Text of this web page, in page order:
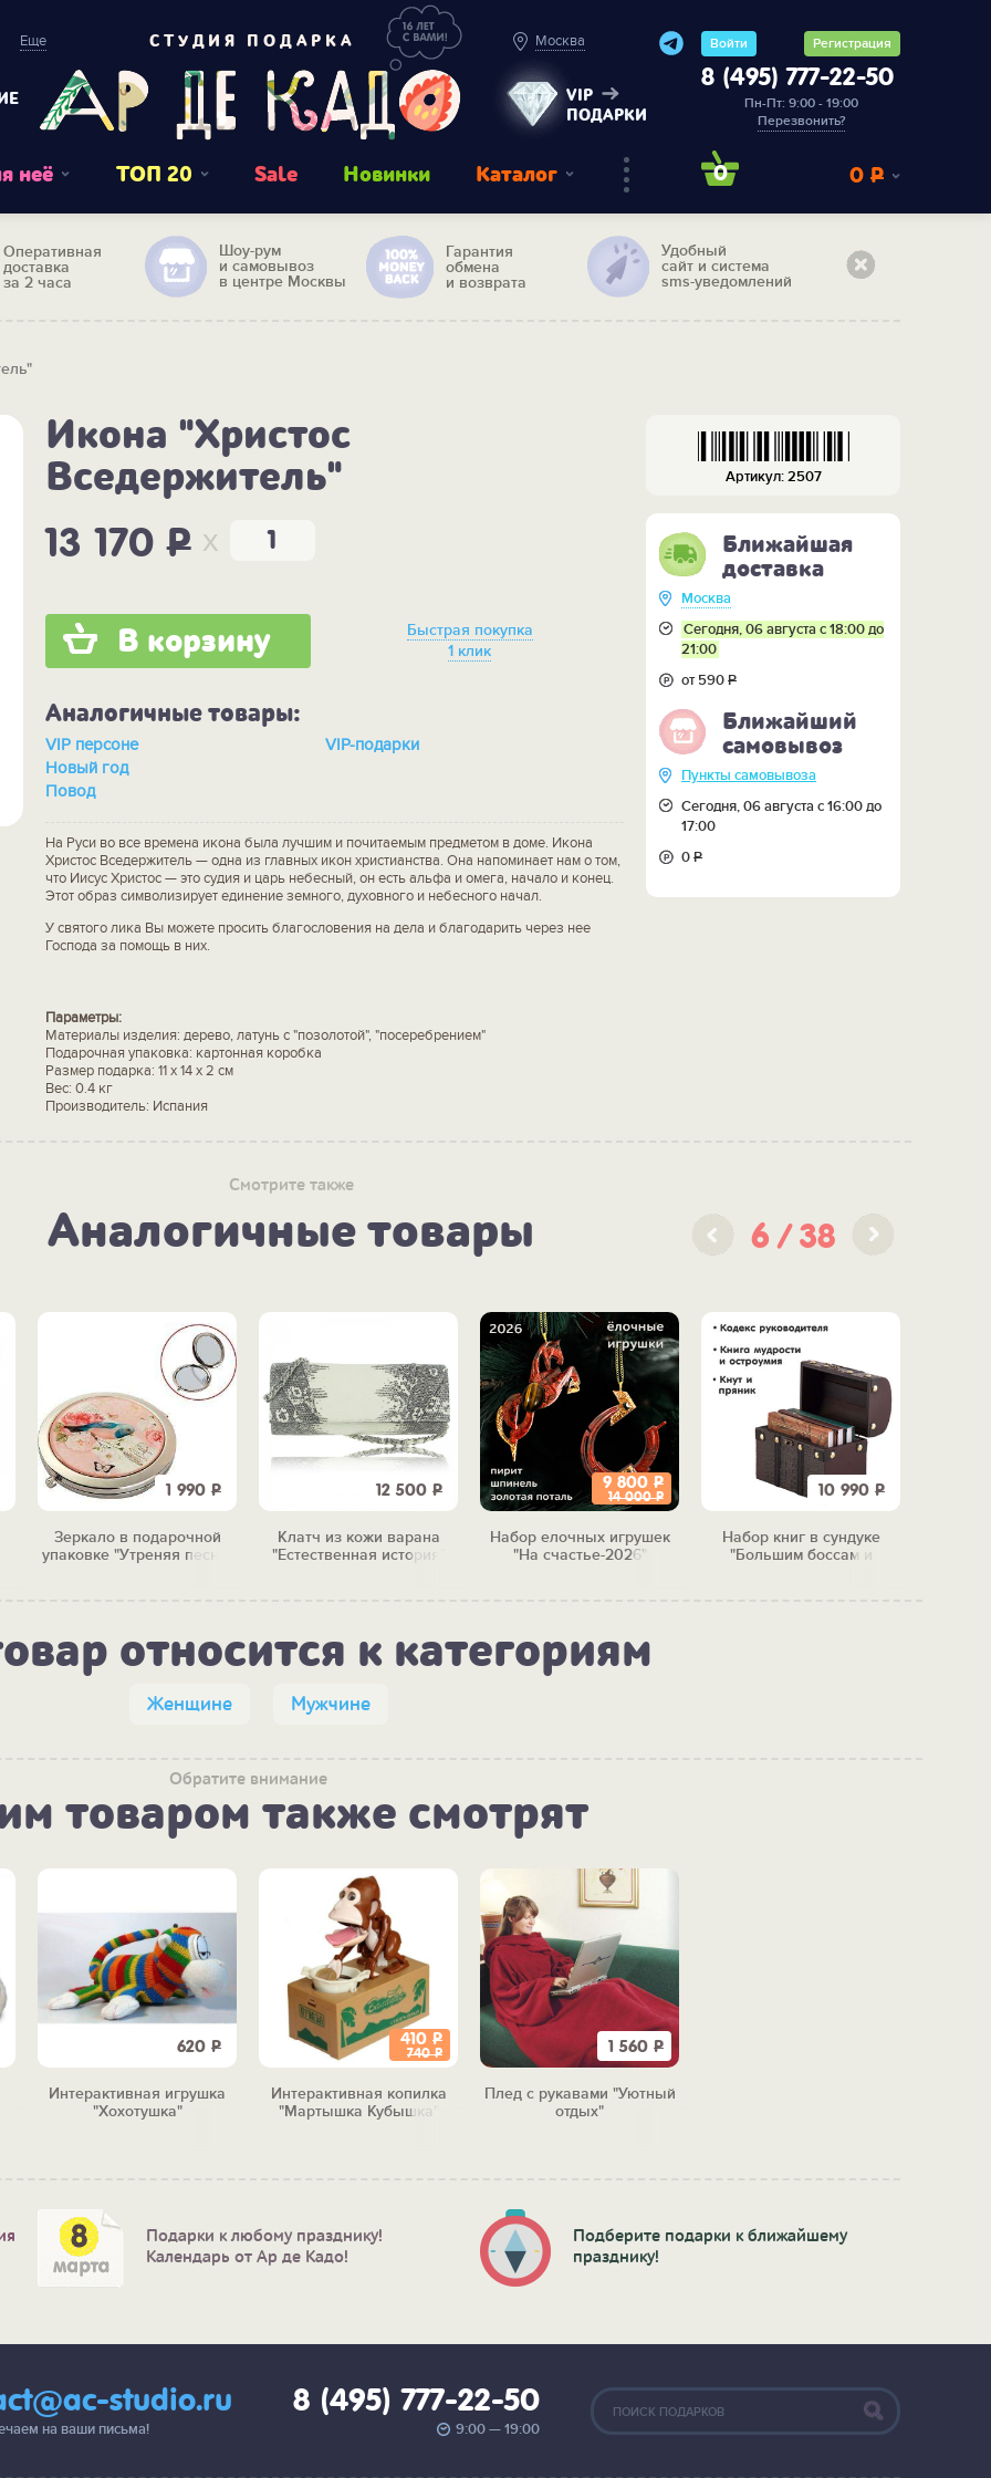
Еще СТУДИЯ ПОДАРКА Москва
VIP
ПОДАРКИ
Войти Регистрация
8 (495) 777-22-50
Пн-Пт: 9:00 - 19:00
Перезвонить?
неё ТОП 20 Sale Новинки Каталог 0 0 Р
Оперативная
доставка
за 2 часа
Шоу-рум
и самовывоз
в центре Москвы
Гарантия
обмена
и возврата
Удобный
сайт и система
sms-уведомлений
Икона "Христос
Вседержитель"
13 170P x
В корзину
Быстрая покупка
1 клик
Аналогичные товары:
VIP персоне
Новый год
Повод
VIP-подарки
На Руси во все времена икона была лучшим и почитаемым предметом в доме. Икона
Христос Вседержитель — одна из главных икон христианства. Она напоминает нам о том,
что Иисус Христос — это судия и царь небесный, он есть альфа и омега, начало и конец.
Этот образ символизирует единение земного, духовного и небесного начал.
У святого лика Вы можете просить благословения на дела и благодарить через нее
Господа за помощь в них.
Параметры:
Материалы изделия: дерево, латунь с "позолотой", "посеребрением"
Подарочная упаковка: картонная коробка
Размер подарка: 11 x 14 x 2 см
Вес: 0.4 кг
Производитель: Испания
Артикул: 2507
Ближайшая
доставка
Москва
Сегодня, 06 августа с 18:00 до
21:00
от 590Р
Ближайший
самовывоз
Пункты самовывоза
Сегодня, 06 августа с 16:00 до
17:00
0Р
Смотрите также
Аналогичные товары 6 38
1 990 Р
Зеркало в подарочной
упаковке "Утреняя песня"
12 500 Р
Клатч из кожи варана
"Естественная история"
9 800 Р
14 000Р
Набор елочных игрушек
"На счастье-2026"
10 990 Р
Набор книг в сундуке
"Большим боссам и
относится к категориям
Женщине Мужчине
Обратите внимание
товаром также смотрят
620 Р
Интерактивная игрушка
"Хохотушка"
410 Р
740Р
Интерактивная копилка
"Мартышка Кубышка"
1 560 Р
Плед с рукавами "Уютный
отдых"
Подарки к любому празднику!
Календарь от Ар де Кадо!
Подберите подарки к ближайшему
празднику!
studio.ru
на ваши письма!
8 (495) 777-22-50
9:00 — 19:00